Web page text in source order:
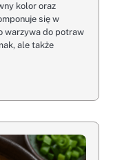
kolor oraz
się w
warzywa do potraw
ale także